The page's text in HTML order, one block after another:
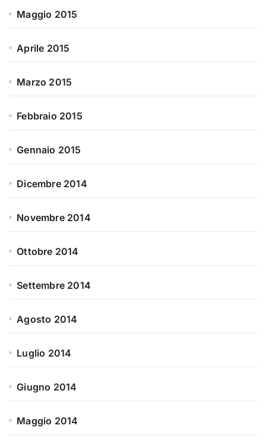
Maggio 2015
Aprile 2015
Marzo 2015
Febbraio 2015
Gennaio 2015
Dicembre 2014
Novembre 2014
Ottobre 2014
Settembre 2014
Agosto 2014
Luglio 2014
Giugno 2014
Maggio 2014